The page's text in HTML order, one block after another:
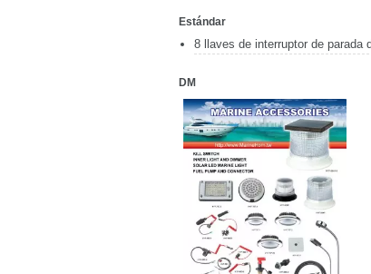
Estándar
8 llaves de interruptor de parada
DM